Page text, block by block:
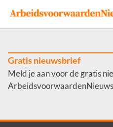
Events
Adverteren
Werkgevers
Contact
Gratis nieuwsbrief
Meld je aan voor de gratis